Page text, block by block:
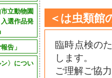
立動物園
選作品発
告」
ン〉につい
＜は虫類館
臨時点検の
します。
ご理解ご協